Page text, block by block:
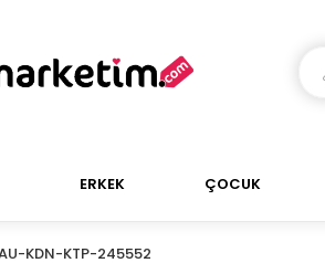
ERKEK ÇOCUK
KDN-KTP-245552